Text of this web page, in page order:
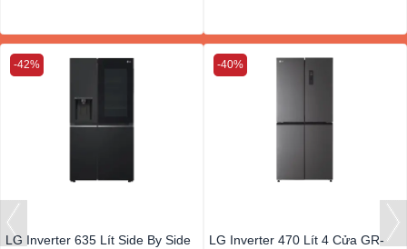
LG Inverter 635 Lít Side By Side
-42%
LG Inverter 470 Lít 4 Cửa GR-
-40%